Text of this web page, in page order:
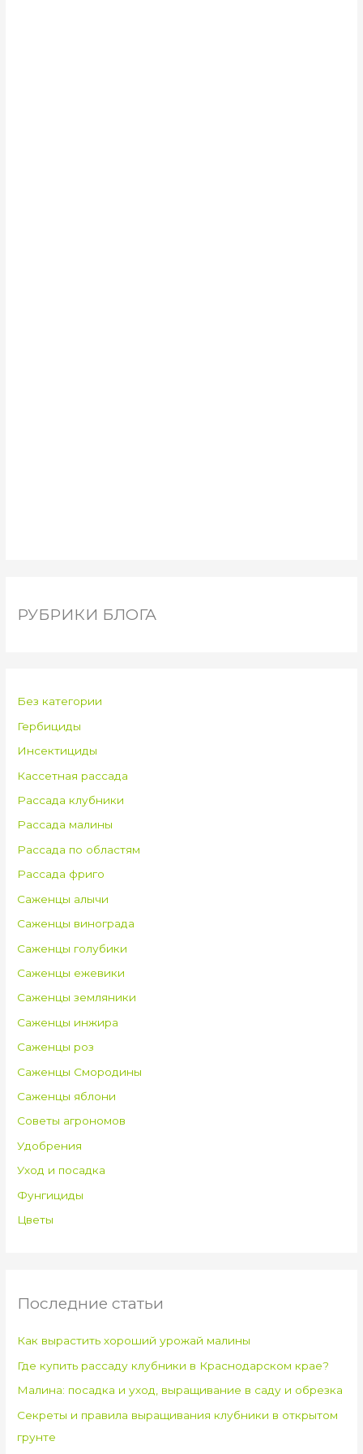
РУБРИКИ БЛОГА
Без категории
Гербициды
Инсектициды
Кассетная рассада
Рассада клубники
Рассада малины
Рассада по областям
Рассада фриго
Саженцы алычи
Саженцы винограда
Саженцы голубики
Саженцы ежевики
Саженцы земляники
Саженцы инжира
Саженцы роз
Саженцы Смородины
Саженцы яблони
Советы агрономов
Удобрения
Уход и посадка
Фунгициды
Цветы
Последние статьи
Как вырастить хороший урожай малины
Где купить рассаду клубники в Краснодарском крае?
Малина: посадка и уход, выращивание в саду и обрезка
Секреты и правила выращивания клубники в открытом
грунте